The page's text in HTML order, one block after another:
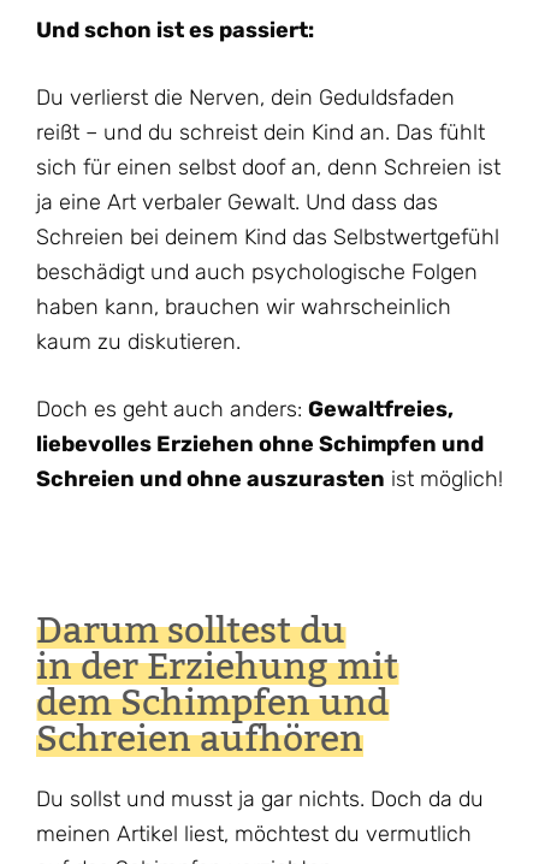
Und schon ist es passiert:
Du verlierst die Nerven, dein Geduldsfaden
reißt – und du schreist dein Kind an. Das fühlt
sich für einen selbst doof an, denn Schreien ist
ja eine Art verbaler Gewalt. Und dass das
Schreien bei deinem Kind das Selbstwertgefühl
beschädigt und auch psychologische Folgen
haben kann, brauchen wir wahrscheinlich
kaum zu diskutieren.
Doch es geht auch anders: Gewaltfreies,
liebevolles Erziehen ohne Schimpfen und
Schreien und ohne auszurasten ist möglich!
Darum solltest du
in der Erziehung mit
dem Schimpfen und
Schreien aufhören
Du sollst und musst ja gar nichts. Doch da du
meinen Artikel liest, möchtest du vermutlich